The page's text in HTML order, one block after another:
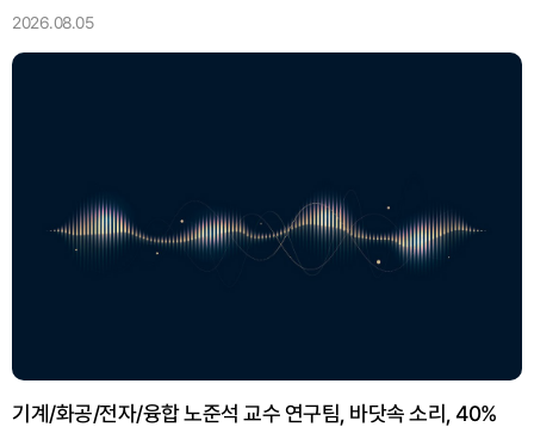
2026.08.05
기계/화공/전자/융합 노준석 교수 연구팀, 바닷속 소리, 40%